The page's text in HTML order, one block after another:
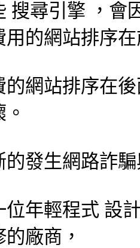
搜尋引擎 ，會
用的網站排序
的網站排序在
的發生網路詐
位年輕程式 設
廠商，